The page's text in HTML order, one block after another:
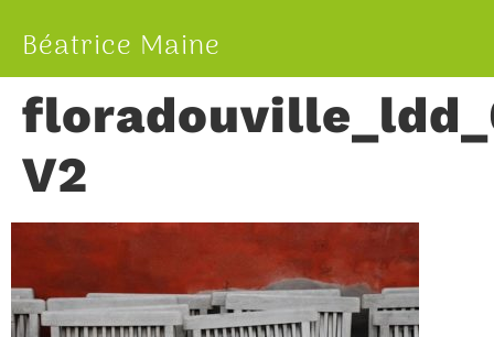
Béatrice Maine
V2